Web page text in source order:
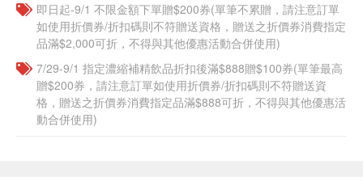
即日起-9/1 不限金額下單贈$200券(單筆不累贈，請注意訂單
如使用折價券/折扣碼則不符贈送資格，贈送之折價券消費指定
品滿$2,000可折，不得與其他優惠活動合併使用)
7/29-9/1 指定濃縮補精飲品​折扣後滿$888贈$100券(單筆最高
贈$200券，請注意訂單如使用折價券/折扣碼則不符贈送資
格，贈送之折價券消費指定品滿$888可折，不得與其他優惠活
動合併使用)